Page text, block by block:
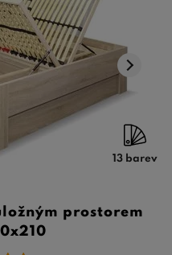
13 barev
prostorem